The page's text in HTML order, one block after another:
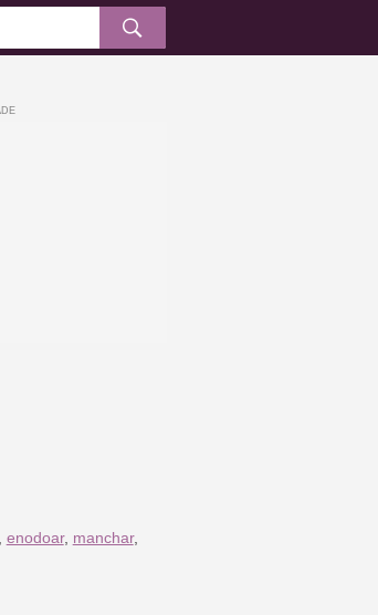
enodoar, manchar,